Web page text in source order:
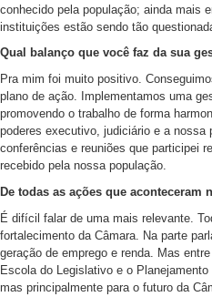
conhecido pela população; ainda mais
instituições estão sendo tão
Qual balanço que você faz da sua
Pra mim foi muito positivo.
plano de ação. Implementamos uma
promovendo o trabalho de forma
poderes executivo, judiciário e a
conferências e reuniões que participei
recebido pela nossa população.
De todas as ações que aconteceram
É difícil falar de uma mais relevante.
fortalecimento da Câmara. Na parte
geração de emprego e renda. Mas
Escola do Legislativo e o
mas principalmente para o futuro da